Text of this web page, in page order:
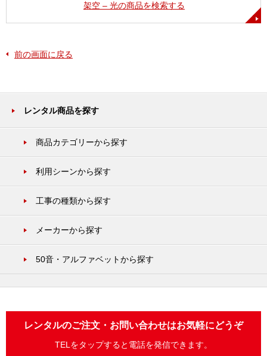
架空 – 光の商品を検索する
前の画面に戻る
レンタル商品を探す
商品カテゴリーから探す
利用シーンから探す
工事の種類から探す
メーカーから探す
50音・アルファベットから探す
レンタルのご注文・お問い合わせはお気軽にどうぞ
TELをタップすると電話を発信できます。